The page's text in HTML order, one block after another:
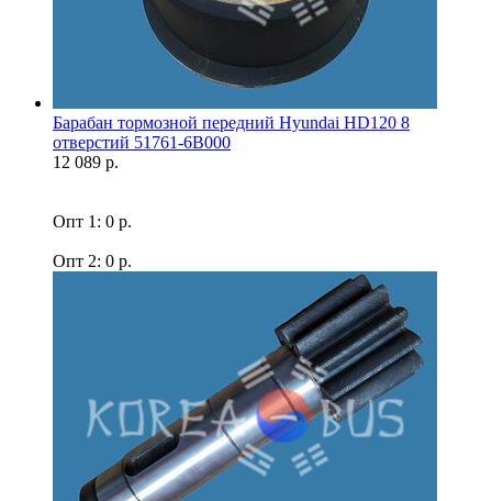
Барабан тормозной передний Hyundai HD120 8
отверстий 51761-6B000
12 089 р.
Опт 1: 0 р.
Опт 2: 0 р.